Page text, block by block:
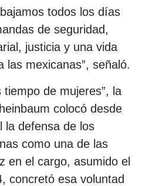
todos los días
de seguridad,
justicia y una vida
las mexicanas”, señaló.
tiempo de mujeres”, la
colocó desde
la defensa de los
como una de las
en el cargo, asumido el
concretó esa voluntad